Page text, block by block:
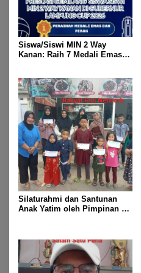
Siswa/Siswi MIN 2 Way
Kanan: Raih 7 Medali Emas
Taekwondo Championship
2026
Silaturahmi dan Santunan
Anak Yatim oleh Pimpinan PT